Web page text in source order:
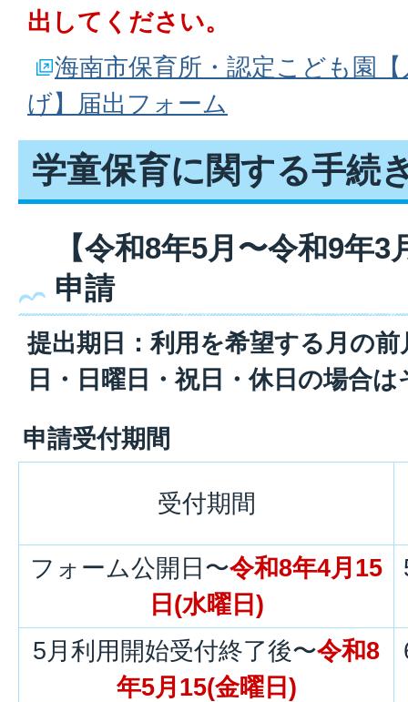
出してください。
海南市保育所・認定こども園
げ】届出フォーム
学童保育に関する手続
【令和8年5月〜令和9年
申請
提出期日：利用を希望する月の
日・日曜日・祝日・休日の場合
申請受付期間
受付期間
フォーム公開日〜令和8年4月15
日(水曜日)
5月利用開始受付終了後〜令和8
年5月15(金曜日)